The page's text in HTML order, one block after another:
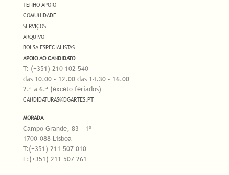
TENHO APOIO
COMUNIDADE
SERVIÇOS
ARQUIVO
BOLSA ESPECIALISTAS
APOIO AO CANDIDATO
T: (+351) 210 102 540
das 10.00 - 12.00 das 14.30 - 16.00
2.ª a 6.ª (exceto feriados)
CANDIDATURAS@DGARTES.PT
MORADA
Campo Grande, 83 - 1º
1700-088 Lisboa
T:(+351) 211 507 010
F:(+351) 211 507 261